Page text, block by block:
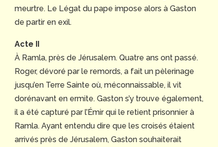
meurtre. Le Légat du pape impose alors à Gaston
de partir en exil.
Acte II
À Ramla, près de Jérusalem. Quatre ans ont passé.
Roger, dévoré par le remords, a fait un pèlerinage
jusqu’en Terre Sainte où, méconnaissable, il vit
dorénavant en ermite. Gaston s’y trouve également,
il a été capturé par l’Émir qui le retient prisonnier à
Ramla. Ayant entendu dire que les croisés étaient
arrivés près de Jérusalem, Gaston souhaiterait